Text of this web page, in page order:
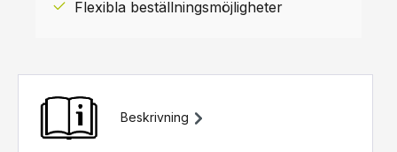
Flexibla beställningsmöjligheter
Beskrivning